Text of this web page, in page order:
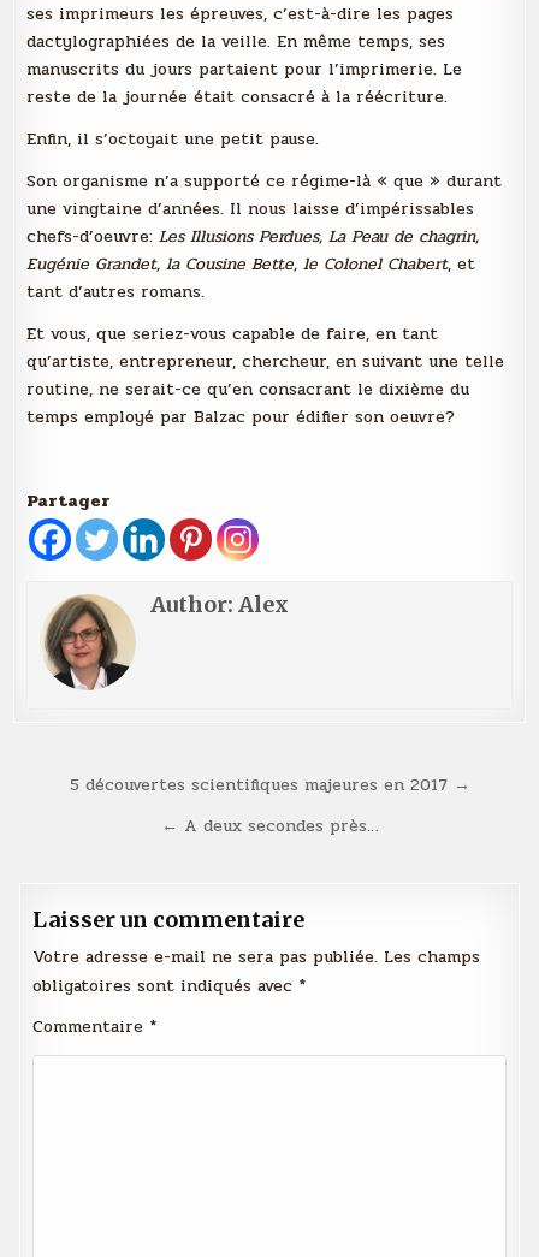
ses imprimeurs les épreuves, c’est-à-dire les pages
dactylographiées de la veille. En même temps, ses
manuscrits du jours partaient pour l’imprimerie. Le
reste de la journée était consacré à la réécriture.
Enfin, il s’octoyait une petit pause.
Son organisme n’a supporté ce régime-là « que » durant
une vingtaine d’années. Il nous laisse d’impérissables
chefs-d’oeuvre:Les Illusions Perdues, La Peau de chagrin,
Eugénie Grandet, la Cousine Bette, le Colonel Chabert, et
tant d’autres romans.
Et vous, que seriez-vous capable de faire, en tant
qu’artiste, entrepreneur, chercheur, en suivant une telle
routine, ne serait-ce qu’en consacrant le dixième du
temps employé par Balzac pour édifier son oeuvre?
Partager
Author:Alex
Navigation
5 découvertes scientifiques majeures en 2017 →
← A deux secondes près…
Laisser un commentaire
Votre adresse e-mail ne sera pas publiée. Les champs
obligatoires sont indiqués avec *
Commentaire *